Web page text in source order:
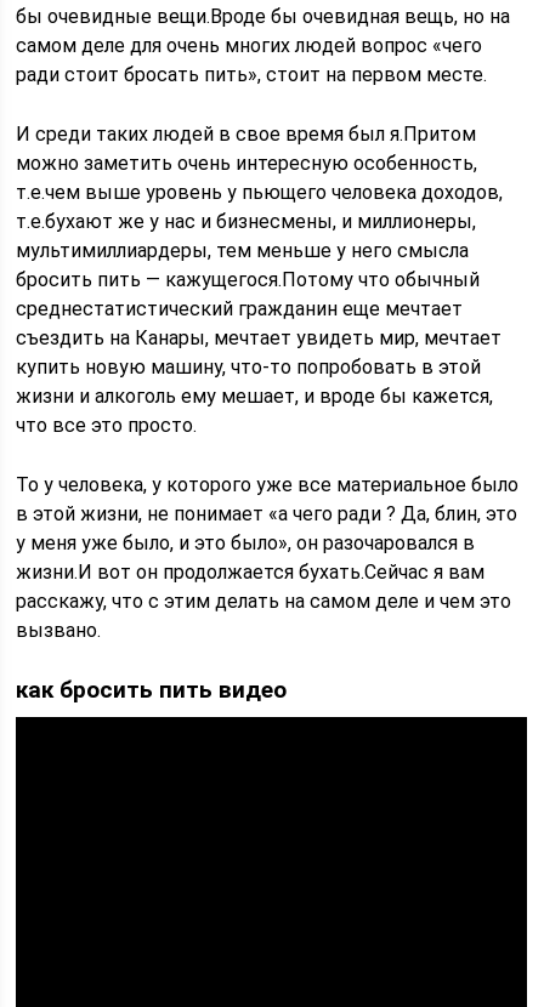
бы очевидные вещи.Вроде бы очевидная вещь, но на
самом деле для очень многих людей вопрос «чего
ради стоит бросать пить», стоит на первом месте.
И среди таких людей в свое время был я.Притом
можно заметить очень интересную особенность,
т.е.чем выше уровень у пьющего человека доходов,
т.е.бухают же у нас и бизнесмены, и миллионеры,
мультимиллиардеры, тем меньше у него смысла
бросить пить — кажущегося.Потому что обычный
среднестатистический гражданин еще мечтает
съездить на Канары, мечтает увидеть мир, мечтает
купить новую машину, что-то попробовать в этой
жизни и алкоголь ему мешает, и вроде бы кажется,
что все это просто.
То у человека, у которого уже все материальное было
в этой жизни, не понимает «а чего ради ? Да, блин, это
у меня уже было, и это было», он разочаровался в
жизни.И вот он продолжается бухать.Сейчас я вам
расскажу, что с этим делать на самом деле и чем это
вызвано.
как бросить пить видео